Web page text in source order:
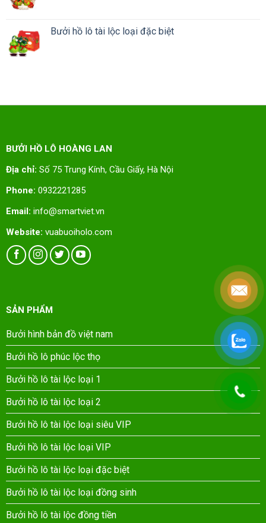
Bưởi hồ lô tài lộc loại đặc biệt
BƯỞI HỒ LÔ HOÀNG LAN
Địa chỉ: Số 75 Trung Kính, Cầu Giấy, Hà Nội
Phone: 0932221285
Email: info@smartviet.vn
Website: vuabuoiholo.com
SẢN PHẨM
Bưởi hình bản đồ việt nam
Bưởi hồ lô phúc lộc thọ
Bưởi hồ lô tài lộc loại 1
Bưởi hồ lô tài lộc loại 2
Bưởi hồ lô tài lộc loại siêu VIP
Bưởi hồ lô tài lộc loại VIP
Bưởi hồ lô tài lộc loại đặc biệt
Bưởi hồ lô tài lộc loại đồng sinh
Bưởi hồ lô tài lộc đồng tiền